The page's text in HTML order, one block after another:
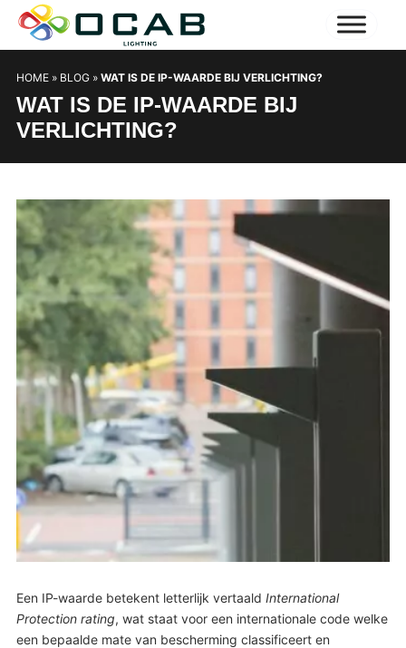
HOME» BLOG» WAT IS DE IP-WAARDE BIJ VERLICHTING?
WAT IS DE IP-WAARDE BIJ
VERLICHTING?
Een IP-waarde betekent letterlijk vertaald International
Protection rating, wat staat voor een internationale code welke
een bepaalde mate van bescherming classificeert en